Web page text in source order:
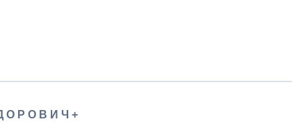
О Р О В И Ч +